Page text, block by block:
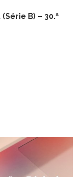
B) – 30.ª